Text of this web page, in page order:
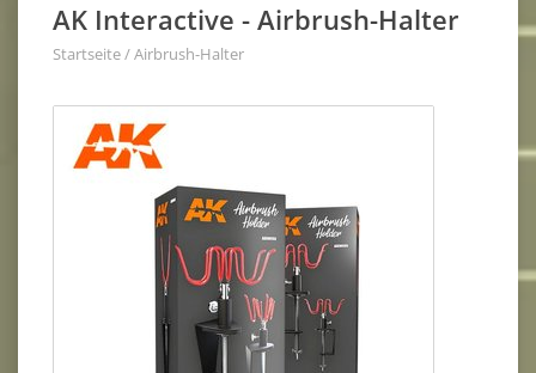
AK Interactive - Airbrush-Halter
Startseite/Airbrush-Halter